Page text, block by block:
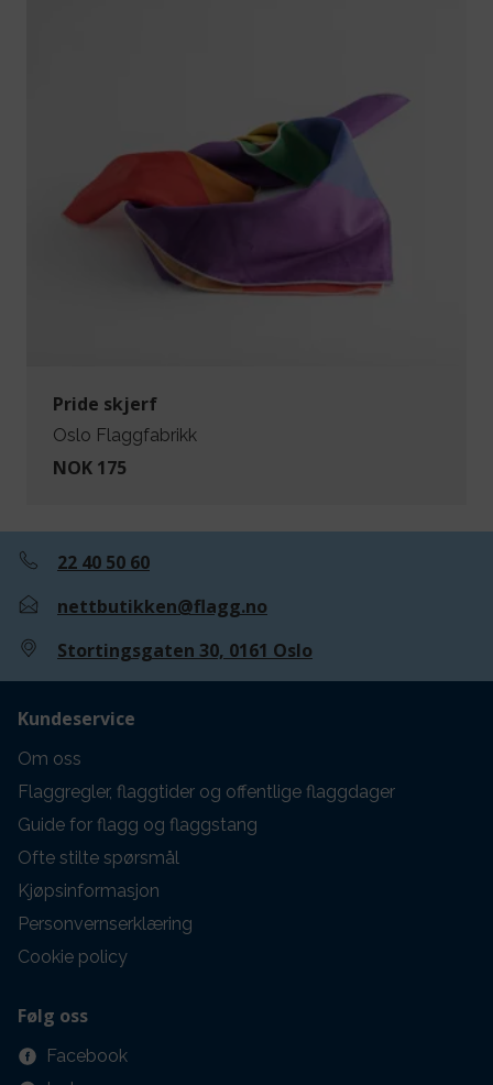
Pride skjerf
Oslo Flaggfabrikk
NOK 175
22 40 50 60
nettbutikken@flagg.no
Stortingsgaten 30, 0161 Oslo
Kundeservice
Om oss
Flaggregler, flaggtider og offentlige flaggdager
Guide for flagg og flaggstang
Ofte stilte spørsmål
Kjøpsinformasjon
Personvernserklæring
Cookie policy
Følg oss
Facebook